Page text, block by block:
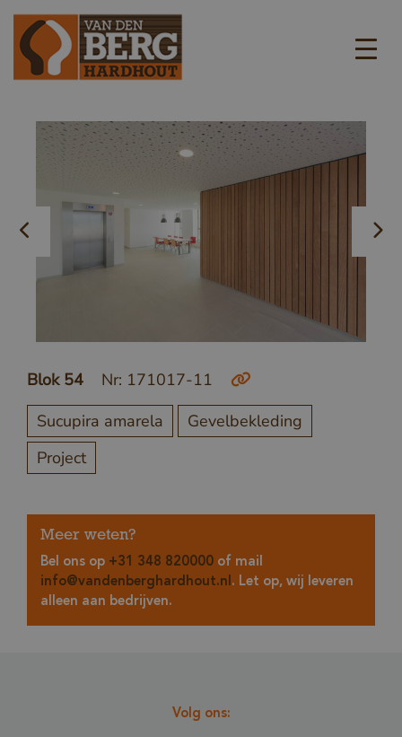
Blok 54
Nr: 171017-11
Sucupira amarela
Gevelbekleding
Project
Meer weten?
Bel ons op +31 348 820000 of mail
info@vandenberghardhout.nl . Let op, wij leveren
alleen aan bedrijven.
Volg ons: